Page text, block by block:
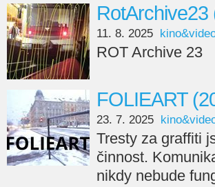
RotArchive23
11. 8. 2025
ROT Archive 23
FOLIEART
23. 7. 2025
Tresty za graffiti
činnost.
nikdy nebude